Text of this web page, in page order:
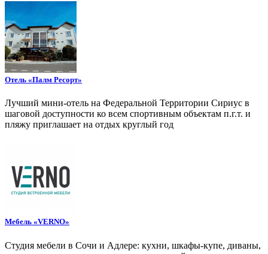
Отель «Палм Ресорт»
Лучший мини-отель на Федеральной Территории Сириус в
шаговой доступности ко всем спортивным объектам п.г.т. и
пляжу приглашает на отдых круглый год
Мебель «VERNO»
Студия мебели в Сочи и Адлере: кухни, шкафы-купе, диваны,